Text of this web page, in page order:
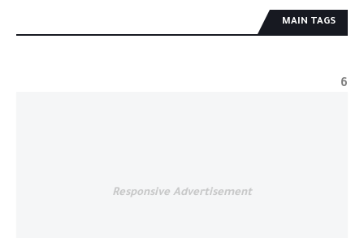
MAIN TAGS
6
Responsive Advertisement